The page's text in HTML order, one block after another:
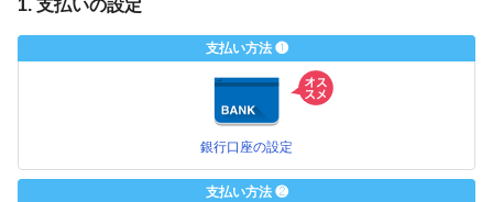
1. 支払いの設定
支払い方法 ❶
銀行口座の設定
支払い方法 ❷